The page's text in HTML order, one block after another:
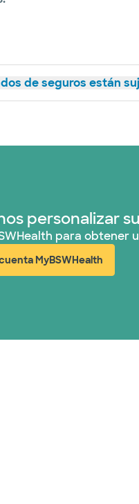
de seguros están
personalizar
para obtener
MyBSWHealth
(abre en ventana nueva)